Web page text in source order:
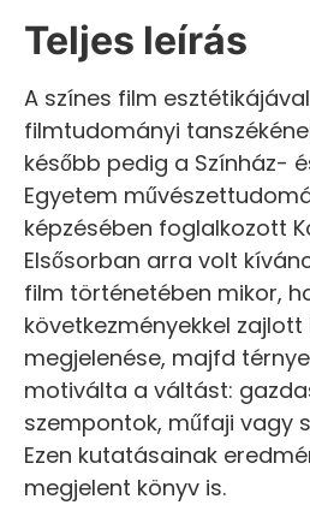
Teljes leírás
A színes film esztétikájával
filmtudományi
később pedig a Színház-
Egyetem
képzésében foglalkozott
Elsősorban arra volt
film történetében mikor,
következményekkel
megjelenése, majfd
motiválta a váltást:
szempontok, műfaji vagy
Ezen kutatásainak
megjelent könyv is.